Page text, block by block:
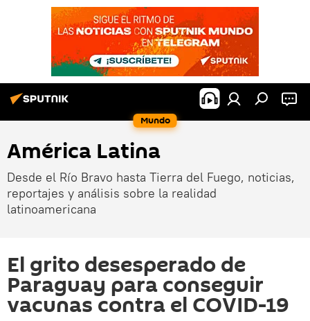
Mundo
América Latina
Desde el Río Bravo hasta Tierra del Fuego, noticias,
reportajes y análisis sobre la realidad
latinoamericana
El grito desesperado de
Paraguay para conseguir
vacunas contra el COVID-19